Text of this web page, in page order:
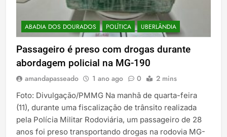
ABADIA DOS DOURADOS POLÍTICA UBERLÂNDIA
Passageiro é preso com drogas durante
abordagem policial na MG-190
amandapasseado 1 ano ago 0 2 mins
Foto: Divulgação/PMMG Na manhã de quarta-feira
(11), durante uma fiscalização de trânsito realizada
pela Polícia Militar Rodoviária, um passageiro de 28
anos foi preso transportando drogas na rodovia MG-